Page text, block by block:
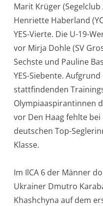
Marit Krüger
Henriette Haberland
YES-Vierte. Die U-19-
vor Mirja Dohle (SV
Sechste und Pauline
YES-Siebente.
stattfindenden
Olympiaaspirantinnen
vor Den Haag fehlte bei
deutschen Top-
Klasse.
Im IlCA 6 der Männer
Ukrainer Dmutro
Khashchyna auf dem